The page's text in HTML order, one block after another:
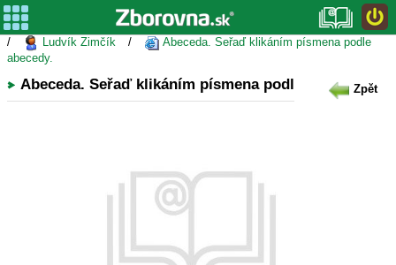
/ Ludvík Zimčík /
Abeceda. Seřaď klikáním písmena podle
abecedy.
Abeceda. Seřaď klikáním písmena podle abecedy.
Zpět